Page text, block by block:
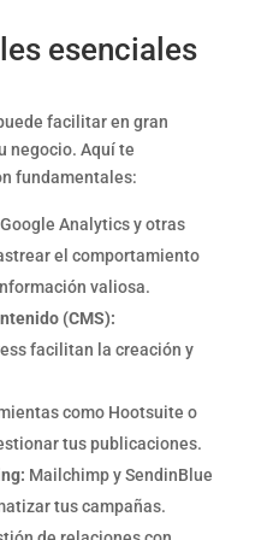
esenciales
facilitar en gran
negocio. Aquí te
fundamentales:
Google Analytics y otras
el comportamiento
valiosa.
(CMS):
facilitan la creación y
como Hootsuite o
tus publicaciones.
Mailchimp y SendinBlue
tus campañas.